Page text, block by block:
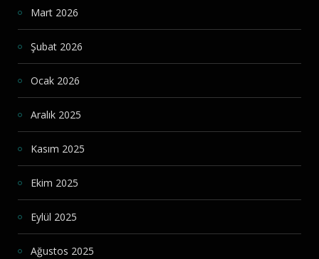
Mart 2026
Şubat 2026
Ocak 2026
Aralık 2025
Kasım 2025
Ekim 2025
Eylül 2025
Ağustos 2025